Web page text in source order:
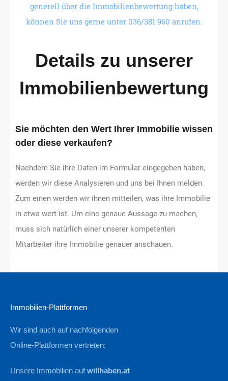
generell über die Immobilienbewertung haben,
können Sie uns gerne unter 036/381 960 anrufen.
Details zu unserer
Immobilienbewertung
Sie möchten den Wert Ihrer Immobilie wissen
oder diese verkaufen?
Nachdem Sie ihre Daten im Formular eingegeben haben,
werden wir diese Analysieren und uns bei Ihnen melden.
Zum einen werden wir ihnen mitteilen, was ihre Immobilie
in etwa wert ist. Um eine genaue Aussage zu machen,
muss sich natürlich einer unserer kompetenten
Mitarbeiter ihre Immobilie genauer anschauen.
Immobilien-Plattformen
Wir sind auch auf nachfolgenden
Online-Plattformen vertreten:
Unsere Immobilien aufwillhaben.at